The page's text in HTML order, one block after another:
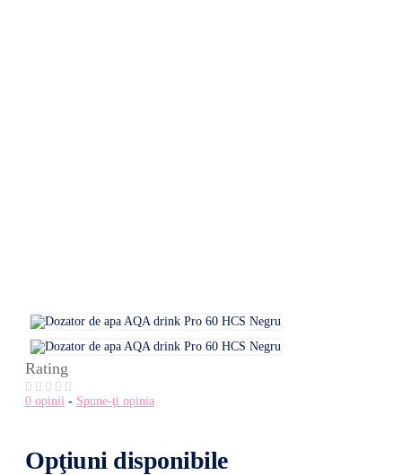
Rating
0 opinii - Spune-ţi opinia
Opţiuni disponibile